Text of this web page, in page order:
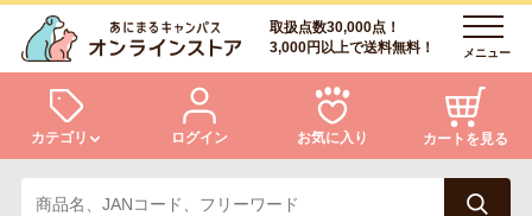
取扱点数30,000点！
3,000円以上で送料無料！
メニュー
カテゴリ ログイン お気に入り カートを見る